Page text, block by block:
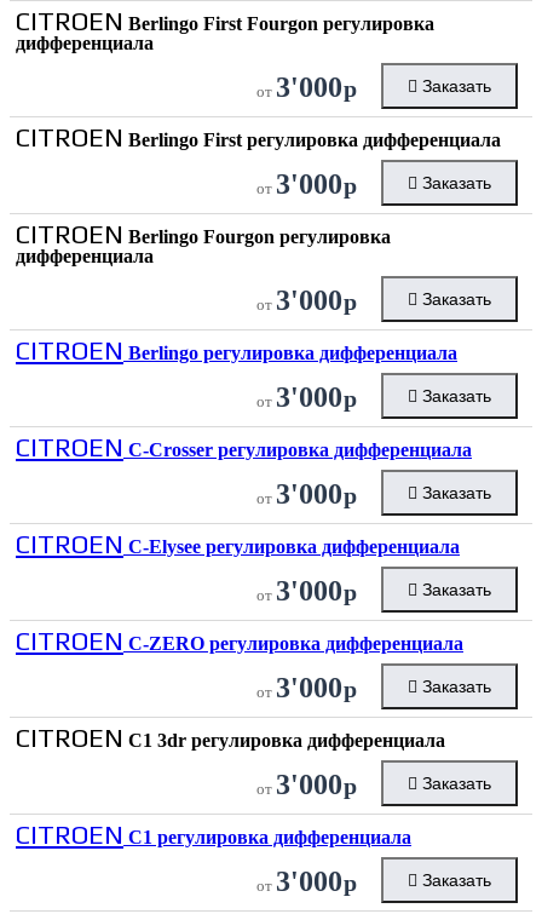
CITROEN Berlingo First Fourgon регулировка
дифференциала
от 3'000р Заказать
CITROEN Berlingo First регулировка дифференциала
от 3'000р Заказать
CITROEN Berlingo Fourgon регулировка
дифференциала
от 3'000р Заказать
CITROEN Berlingo регулировка дифференциала
от 3'000р Заказать
CITROEN C-Crosser регулировка дифференциала
от 3'000р Заказать
CITROEN C-Elysee регулировка дифференциала
от 3'000р Заказать
CITROEN C-ZERO регулировка дифференциала
от 3'000р Заказать
CITROEN C1 3dr регулировка дифференциала
от 3'000р Заказать
CITROEN C1 регулировка дифференциала
от 3'000р Заказать